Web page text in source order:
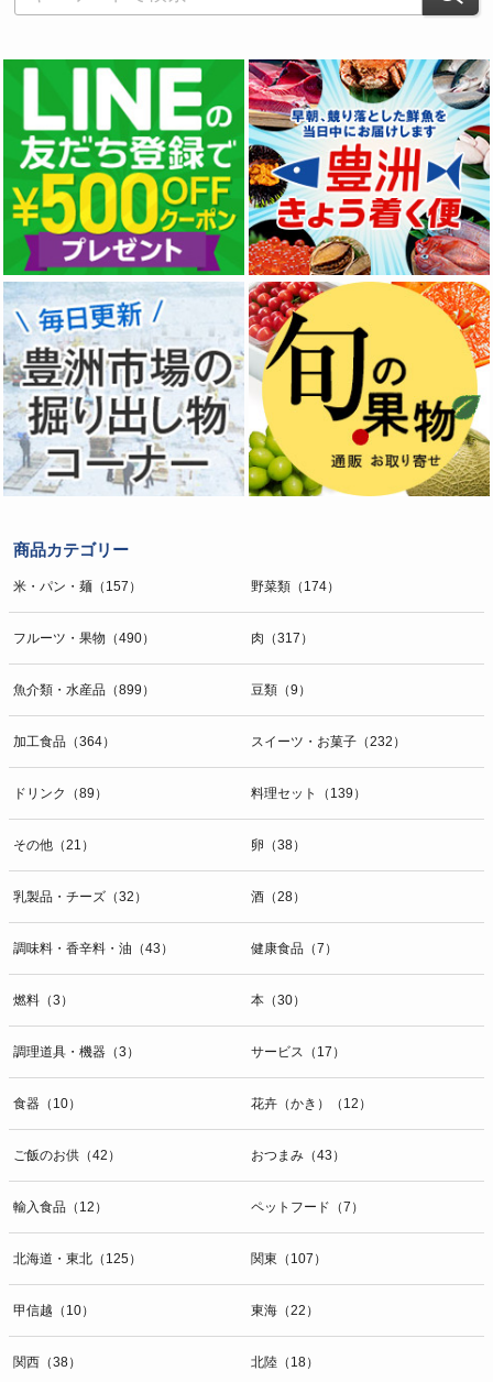
商品カテゴリー
米・パン・麺（157） 野菜類（174）
フルーツ・果物（490） 肉（317）
魚介類・水産品（899） 豆類（9）
加工食品（364） スイーツ・お菓子（232）
ドリンク（89） 料理セット（139）
その他（21） 卵（38）
乳製品・チーズ（32） 酒（28）
調味料・香辛料・油（43） 健康食品（7）
燃料（3） 本（30）
調理道具・機器（3） サービス（17）
食器（10） 花卉（かき）（12）
ご飯のお供（42） おつまみ（43）
輸入食品（12） ペットフード（7）
北海道・東北（125） 関東（107）
甲信越（10） 東海（22）
関西（38） 北陸（18）